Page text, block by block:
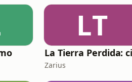
LT
Zarius